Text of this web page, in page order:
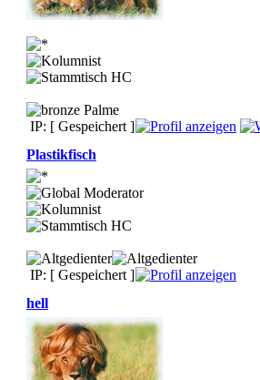
IP: [ Gespeichert ]
Plastikfisch
IP: [ Gespeichert ]
hell